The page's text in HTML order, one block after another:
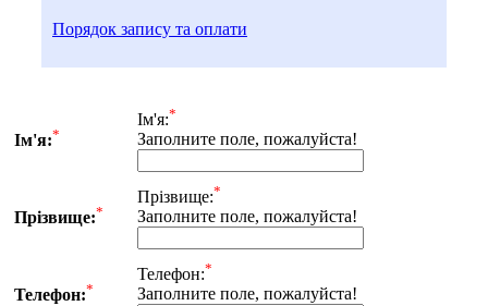
Порядок запису та оплати
Iм'я:*
Iм'я:*
Заполните поле, пожалуйста!
Прiзвище:*
Прiзвище:*
Заполните поле, пожалуйста!
Телефон:*
Телефон:*
Заполните поле, пожалуйста!